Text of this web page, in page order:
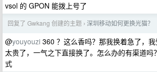
vsol 的 GPON 能拨上号了
回复了 Gwkang 创建的主题 › 深圳移动如何更换光猫？
@youyouzi 360 ？这么香吗？那我换着急了，我
太贵了，一气之下直接换了。怎么办的有渠道吗
式